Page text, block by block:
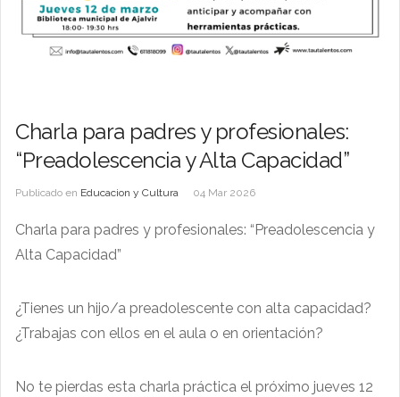
Charla para padres y profesionales:
“Preadolescencia y Alta Capacidad”
Publicado en Educacion y Cultura 04 Mar 2026
Charla para padres y profesionales: “Preadolescencia y
Alta Capacidad”
¿Tienes un hijo/a preadolescente con alta capacidad?
¿Trabajas con ellos en el aula o en orientación?
No te pierdas esta charla práctica el próximo jueves 12